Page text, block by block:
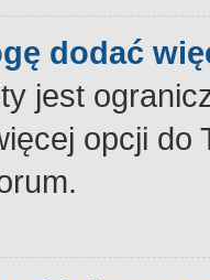
dodać
jest
opcji